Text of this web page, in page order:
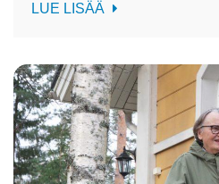
LUE LISÄÄ